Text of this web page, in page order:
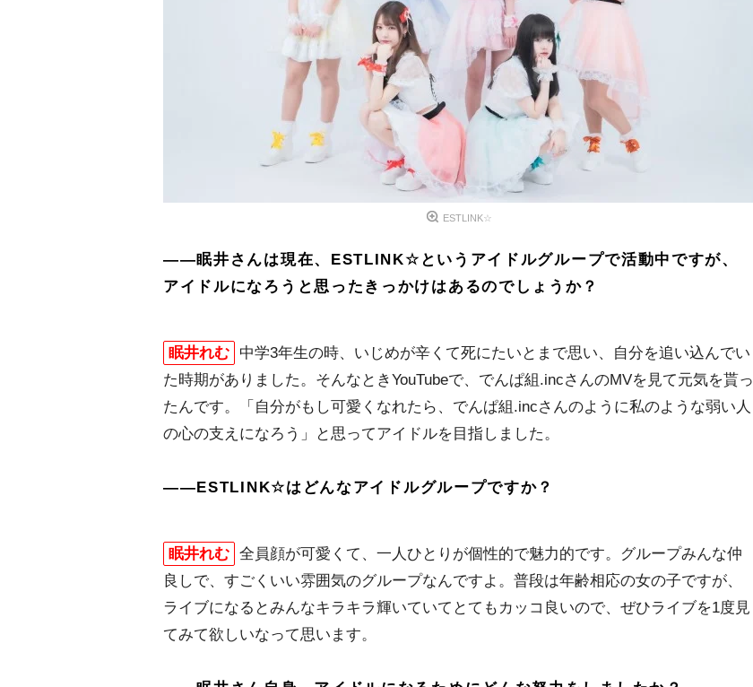
ESTLINK☆
――眠井さんは現在、ESTLINK☆というアイドルグループで活動中ですが、
アイドルになろうと思ったきっかけはあるのでしょうか？
眠井れむ
中学3年生の時、いじめが辛くて死にたいとまで思い、自分を追い込んでい
た時期がありました。そんなときYouTubeで、でんぱ組.incさんのMVを見て元気を貰っ
たんです。「自分がもし可愛くなれたら、でんぱ組.incさんのように私のような弱い人
の心の支えになろう」と思ってアイドルを目指しました。
――ESTLINK☆はどんなアイドルグループですか？
眠井れむ 全員顔が可愛くて、一人ひとりが個性的で魅力的です。グループみんな仲
良しで、すごくいい雰囲気のグループなんですよ。普段は年齢相応の女の子ですが、
ライブになるとみんなキラキラ輝いていてとてもカッコ良いので、ぜひライブを1度見
てみて欲しいなって思います。